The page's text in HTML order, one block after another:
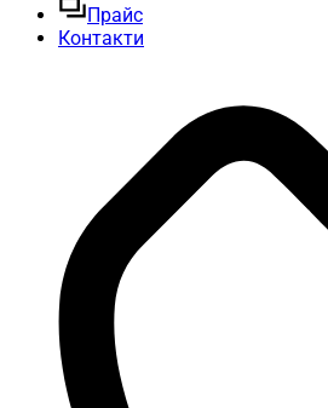
Прайс
Контакти